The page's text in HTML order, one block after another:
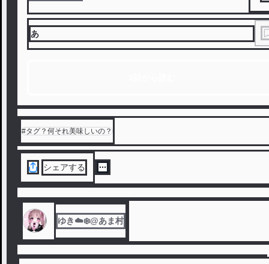
あ
#タグ？何それ美味しいの？
シェアする
ゆき☁️❄️@あま村